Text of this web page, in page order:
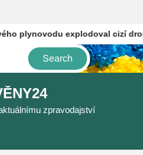
plynovodu explodoval cizí dron,
zpravodajství